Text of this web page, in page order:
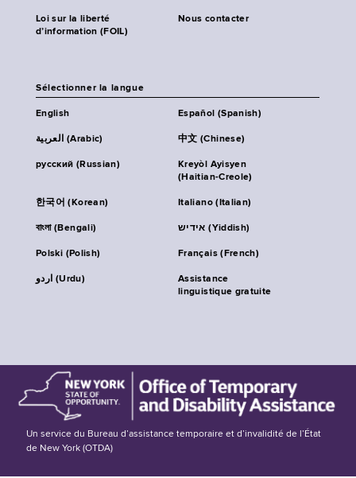
Loi sur la liberté
d’information (FOIL)
Nous contacter
Sélectionner la langue
English Español (Spanish)
العربية (Arabic) 中文 (Chinese)
русский (Russian)
Kreyòl Ayisyen
(Haitian-Creole)
한국어 (Korean) Italiano (Italian)
বাংলা (Bengali) אידיש (Yiddish)
Polski (Polish) Français (French)
اردو (Urdu)
Assistance
linguistique gratuite
Un service du Bureau d’assistance temporaire et d’invalidité de l’État
de New York (OTDA)